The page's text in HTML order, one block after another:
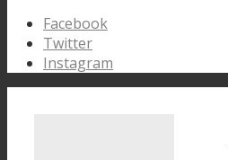
Facebook
Twitter
Instagram